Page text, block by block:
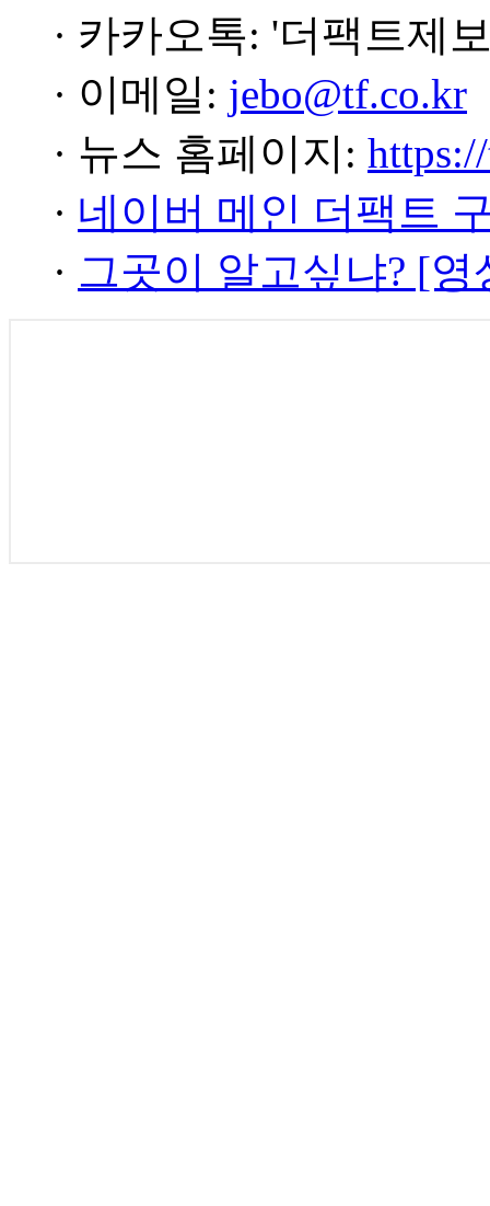
· 카카오톡: '더팩트제
· 이메일: jebo@tf.co.kr
· 뉴스 홈페이지:
· 네이버 메인 더팩트
· 그곳이 알고싶냐? [